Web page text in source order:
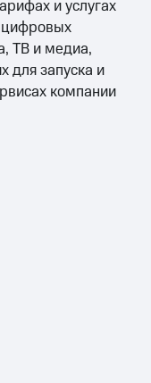
и услугах
цифровых
ТВ и медиа,
для запуска и
компании